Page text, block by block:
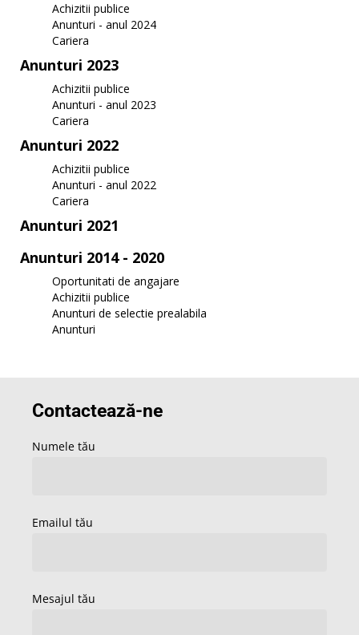
Achizitii publice
Anunturi - anul 2024
Cariera
Anunturi 2023
Achizitii publice
Anunturi - anul 2023
Cariera
Anunturi 2022
Achizitii publice
Anunturi - anul 2022
Cariera
Anunturi 2021
Anunturi 2014 - 2020
Oportunitati de angajare
Achizitii publice
Anunturi de selectie prealabila
Anunturi